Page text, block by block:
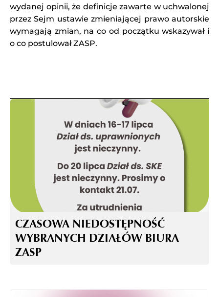
wydanej opinii, że definicje zawarte w uchwalonej
przez Sejm ustawie zmieniającej prawo autorskie
wymagają zmian, na co od początku wskazywał i
o co postulował ZASP.
CZASOWA NIEDOSTĘPNOŚĆ
WYBRANYCH DZIAŁÓW BIURA
ZASP